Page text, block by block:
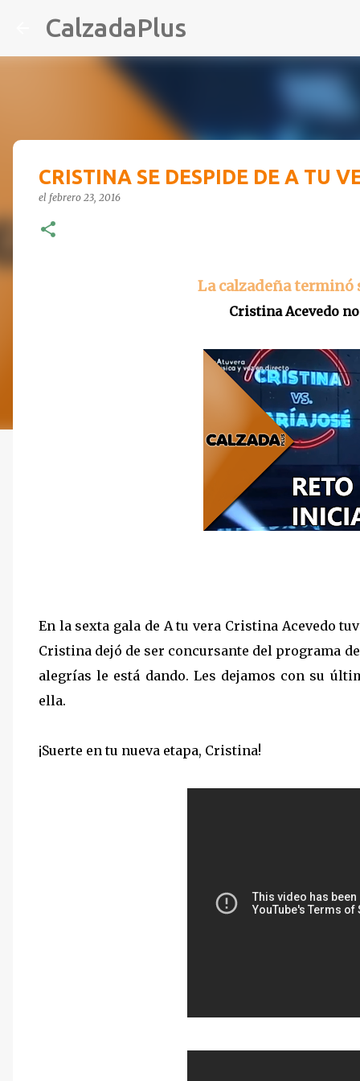
CalzadaPlus
CRISTINA SE DESPIDE DE A TU
el febrero 23, 2016
La calzadeña terminó
Cristina Acevedo
En la sexta gala de A tu vera Cristina Acevedo
Cristina dejó de ser concursante del programa
alegrías le está dando. Les dejamos con su
ella.
¡Suerte en tu nueva etapa, Cristina!